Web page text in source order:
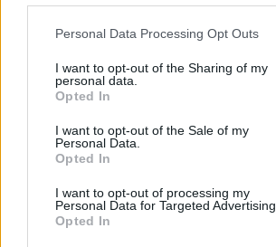
Please note that this website/app uses one
not limited to your visit or usage behaviour.
grant or deny consent to Google and its
use your data for below specified purposes
consent section.
Personal Data Processing Opt Outs
I want to opt-out of the Sharing of my
personal data.
Opted In
I want to opt-out of the Sale of my
Personal Data.
Opted In
I want to opt-out of processing my
Personal Data for Targeted Advertising.
Opted In